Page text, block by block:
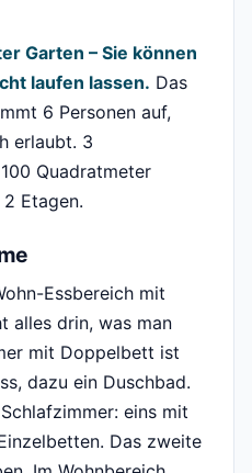
Garten – Sie können
laufen lassen. Das
6 Personen auf,
erlaubt. 3
Quadratmeter
Etagen.
Essbereich mit
alles drin, was man
mit Doppelbett ist
dazu ein Duschbad.
eins mit
Das zweite